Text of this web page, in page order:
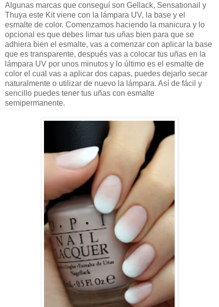
Algunas marcas que conseguí son Gellack, Sensationail y
Thuya este Kit viene con la lámpara UV, la base y el
esmalte de color. Comenzamos haciendo la manicura y lo
opcional es que debes limar tus uñas bien para que se
adhiera bien el esmalte, vas a comenzar con aplicar la base
que es transparente, después vas a colocar tus uñas en la
lámpara UV por unos minutos y lo último es el esmalte de
color el cual vas a aplicar dos capas, puedes dejarlo secar
naturalmente o utilizar de nuevo la lámpara. Así de fácil y
sencillo puedes tener tus uñas con esmalte
semipermanente.